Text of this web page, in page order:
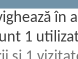
în
1